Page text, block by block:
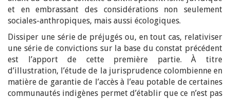
et en embrassant des considérations non seulement
sociales-anthropiques, mais aussi écologiques.
Dissiper une série de préjugés ou, en tout cas, relativiser
une série de convictions sur la base du constat précédent
est l’apport de cette première partie. À titre
d’illustration, l’étude de la jurisprudence colombienne en
matière de garantie de l’accès à l’eau potable de certaines
communautés indigènes permet d’établir que ce n’est pas